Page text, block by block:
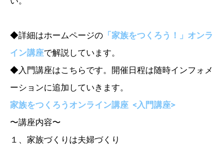
◆詳細はホームページの 「家族をつくろう！」オンラ
イン講座で解説しています。
◆入門講座はこちらです。開催日程は随時インフォメ
ーションに追加していきます。
家族をつくろうオンライン講座 <入門講座>
〜講座内容〜
１、家族づくりは夫婦づくり